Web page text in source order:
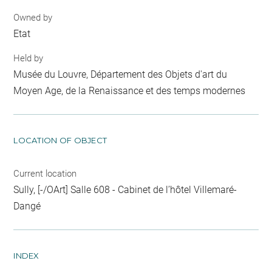
Owned by
Etat
Held by
Musée du Louvre, Département des Objets d'art du
Moyen Age, de la Renaissance et des temps modernes
LOCATION OF OBJECT
Current location
Sully, [-/OArt] Salle 608 - Cabinet de l’hôtel Villemaré-
Dangé
INDEX